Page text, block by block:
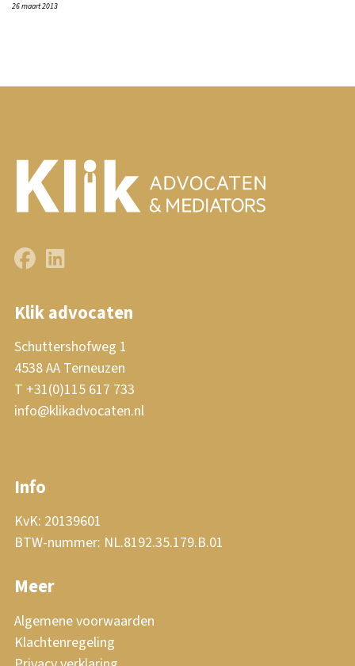
26 maart 2013
Klik advocaten
Schuttershofweg 1
4538 AA Terneuzen
T +31(0)115 617 733
info@klikadvocaten.nl
Info
KvK: 20139601
BTW-nummer: NL.8192.35.179.B.01
Meer
Algemene voorwaarden
Klachtenregeling